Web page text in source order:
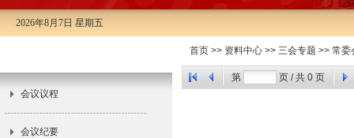
2026年8月7日 星期五
会议议程
会议纪要
首页 >> 资料中心 >> 三会专题 >> 常委
第 页 / 共 0 页